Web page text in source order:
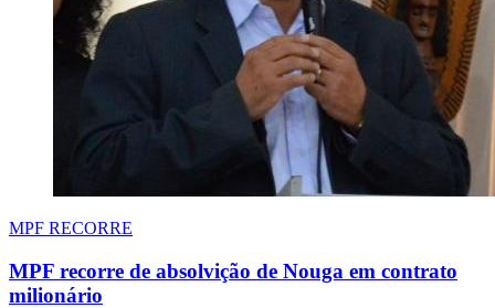
MPF RECORRE
MPF recorre de absolvição de Nouga em contrato
milionário